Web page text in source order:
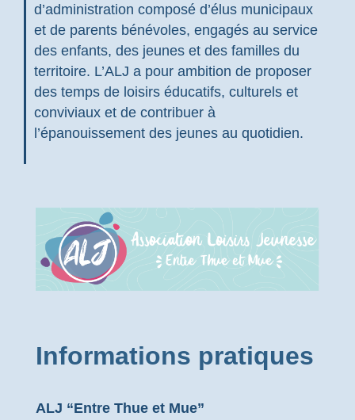
d’administration composé d’élus municipaux
et de parents bénévoles, engagés au service
des enfants, des jeunes et des familles du
territoire. L’ALJ a pour ambition de proposer
des temps de loisirs éducatifs, culturels et
conviviaux et de contribuer à
l’épanouissement des jeunes au quotidien.
Informations pratiques
ALJ “Entre Thue et Mue”